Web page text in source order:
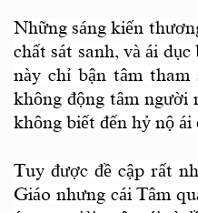
Những sáng kiến
chất sát sanh, và ái
này chỉ bận tâm tham
không động tâm người
không biết đến hỷ nộ ái
Tuy được đề cập rất
Giáo nhưng cái Tâm